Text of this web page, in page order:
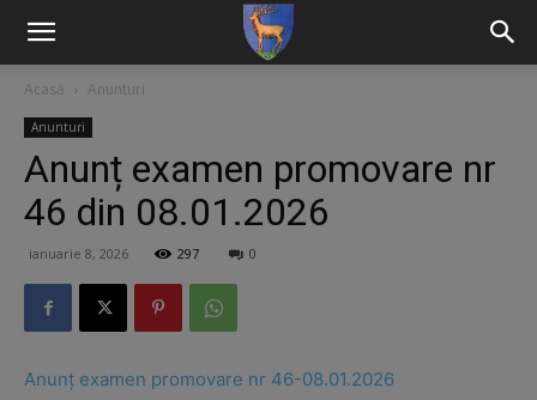
Acasă Anunturi
Anunturi
Anunț examen promovare nr
46 din 08.01.2026
ianuarie 8, 2026 297 0
Anunț examen promovare nr 46-08.01.2026